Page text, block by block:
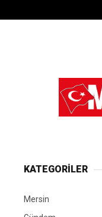
KATEGORİLER
Mersin